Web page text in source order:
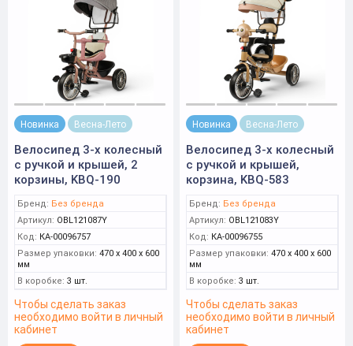
Новинка Весна-Лето
Велосипед 3-х колесный
с ручкой и крышей, 2
корзины, KBQ-190
Бренд: Без бренда
Артикул: OBL121087Y
Код: КА-00096757
Размер упаковки: 470 x 400 x 600
мм
В коробке: 3 шт.
Чтобы сделать заказ
необходимо войти в личный
кабинет
Новинка Весна-Лето
Велосипед 3-х колесный
с ручкой и крышей,
корзина, KBQ-583
Бренд: Без бренда
Артикул: OBL121083Y
Код: КА-00096755
Размер упаковки: 470 x 400 x 600
мм
В коробке: 3 шт.
Чтобы сделать заказ
необходимо войти в личный
кабинет